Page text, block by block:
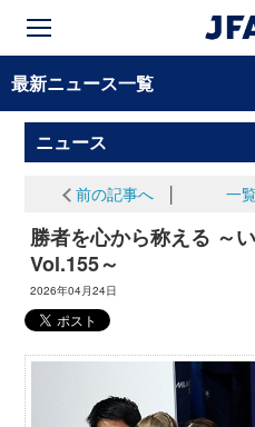
最新ニュース一覧
ニュース
前の記事へ 一
勝者を心から称える ～
Vol.155～
2026年04月24日